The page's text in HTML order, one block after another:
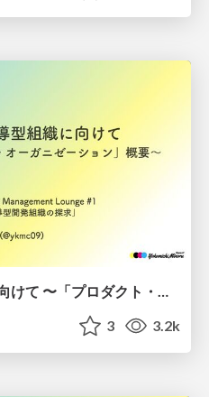
プロダクト主導型組織に向けて 〜「プロダクト・レッド・オーガニゼーション」概要〜 / Product-led Organization
3 3.2k